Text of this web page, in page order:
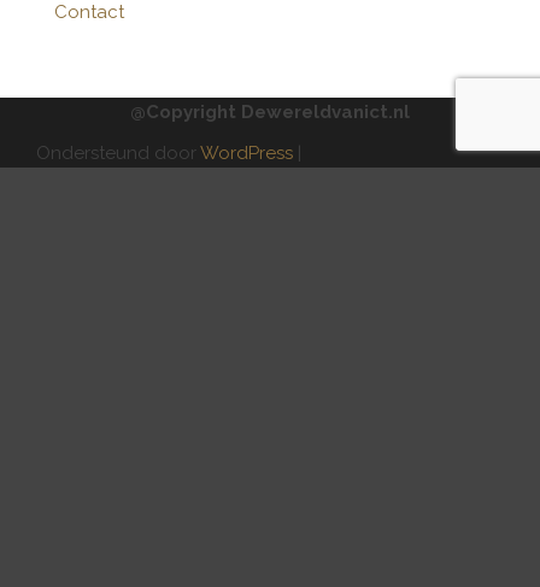
Contact
@Copyright Dewereldvanict.nl
Ondersteund doorWordPress